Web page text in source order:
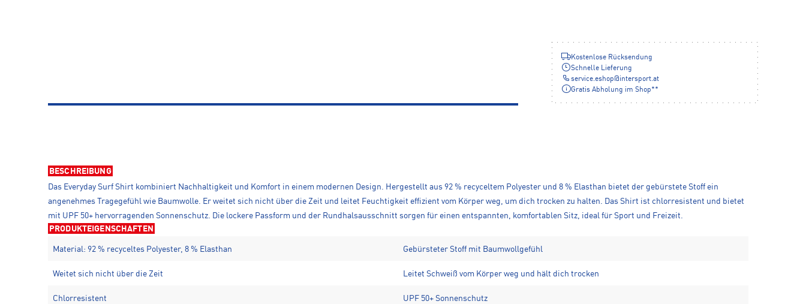
Kostenlose Rücksendung
Schnelle Lieferung
service.eshop@ intersport.at
Gratis Abholung im Shop**
BESCHREIBUNG
Das Everyday Surf Shirt kombiniert Nachhaltigkeit und Komfort in einem modernen Design. Hergestellt aus 92 % recyceltem Polyester und 8 % Elasthan bietet der gebürstete Stoff ein
angenehmes Tragegefühl wie Baumwolle. Er weitet sich nicht über die Zeit und leitet Feuchtigkeit effizient vom Körper weg, um dich trocken zu halten. Das Shirt ist chlorresistent und bietet
mit UPF 50+ hervorragenden Sonnenschutz. Die lockere Passform und der Rundhalsausschnitt sorgen für einen entspannten, komfortablen Sitz, ideal für Sport und Freizeit.
PRODUKTEIGENSCHAFTEN
Material: 92 % recyceltes Polyester, 8 % Elasthan Gebürsteter Stoff mit Baumwollgefühl
Weitet sich nicht über die Zeit Leitet Schweiß vom Körper weg und hält dich trocken
Chlorresistent UPF 50+ Sonnenschutz